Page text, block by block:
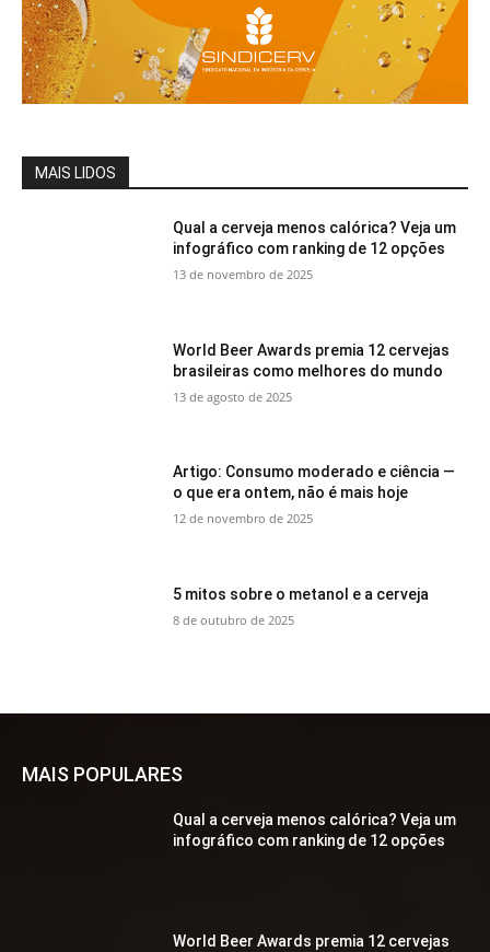
MAIS LIDOS
Qual a cerveja menos calórica? Veja um
infográfico com ranking de 12 opções
13 de novembro de 2025
World Beer Awards premia 12 cervejas
brasileiras como melhores do mundo
13 de agosto de 2025
Artigo: Consumo moderado e ciência —
o que era ontem, não é mais hoje
12 de novembro de 2025
5 mitos sobre o metanol e a cerveja
8 de outubro de 2025
MAIS POPULARES
Qual a cerveja menos calórica? Veja um
infográfico com ranking de 12 opções
World Beer Awards premia 12 cervejas